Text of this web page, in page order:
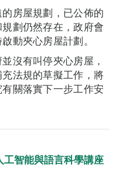
房屋規劃，已公佈的
劃仍然存在，政府會
動夾心房屋計劃。
沒有叫停夾心房屋，
充法規的草擬工作，將
關落實下一步工作安
智能與語言科學講座